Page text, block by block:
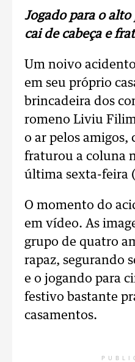
Jogado para o
cai de cabeça e
Um noivo
em seu próprio
brincadeira dos
romeno Liviu
o ar pelos amigos,
fraturou a coluna
última sexta-feira
O momento do
em vídeo. As
grupo de quatro
rapaz, segurando
e o jogando para
festivo bastante
casamentos.